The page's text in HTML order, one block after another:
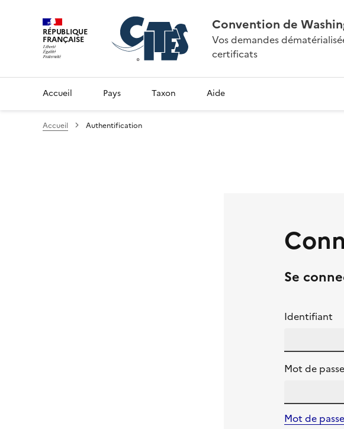
RÉPUBLIQUE
FRANÇAISE
Convention de
Vos demandes
certificats
Accueil Pays Taxon Aide
Accueil Authentification
Se
Identifiant
Mot de passe
Mot de